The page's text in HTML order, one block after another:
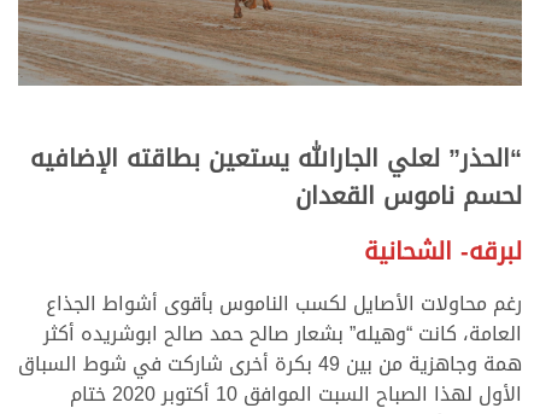
“الحذر” لعلي الجارالله يستعين بطاقته الإضافيه
لحسم ناموس القعدان
لبرقه- الشحانية
رغم محاولات الأصايل لكسب الناموس بأقوى أشواط الجذاع
العامة، كانت “وهيله” بشعار صالح حمد صالح ابوشريده أكثر
همة وجاهزية من بين 49 بكرة أخرى شاركت في شوط السباق
الأول لهذا الصباح السبت الموافق 10 أكتوبر 2020 ختام